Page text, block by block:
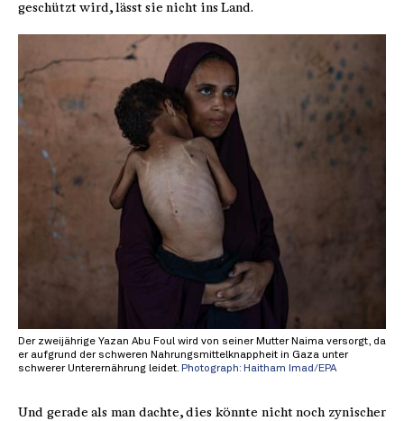
geschützt wird, lässt sie nicht ins Land.
Der zweijährige Yazan Abu Foul wird von seiner Mutter Naima versorgt, da
er aufgrund der schweren Nahrungsmittelknappheit in Gaza unter
schwerer Unterernährung leidet. Photograph: Haitham Imad/EPA
Und gerade als man dachte, dies könnte nicht noch zynischer